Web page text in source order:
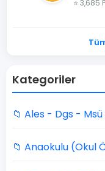
⭐ 3,685
Kategoriler
📁 Ales - Dgs - Msü
📁 Anaokulu (Okul